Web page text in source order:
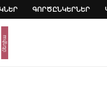
ԳՈՐԾԸՆԿԵՐՆԵՐ